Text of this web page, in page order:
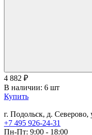
4 882 ₽
В наличии: 6 шт
Купить
г. Подольск, д. Северово,
+7 495 926-24-31
Пн-Пт: 9:00 - 18:00